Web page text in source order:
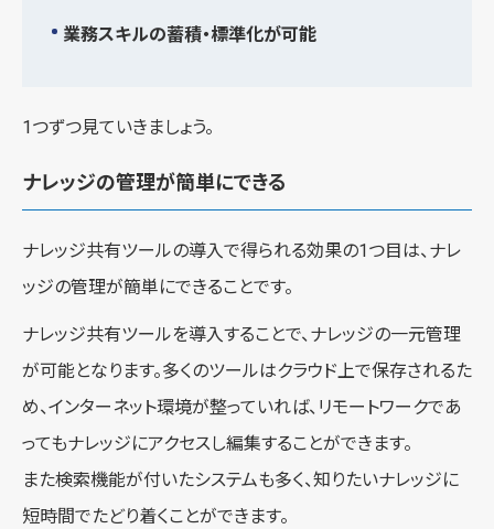
業務スキルの蓄積・標準化が可能
1つずつ見ていきましょう。
ナレッジの管理が簡単にできる
ナレッジ共有ツールの導入で得られる効果の1つ目は、ナレ
ッジの管理が簡単にできることです。
ナレッジ共有ツールを導入することで、ナレッジの一元管理
が可能となります。多くのツールはクラウド上で保存されるた
め、インターネット環境が整っていれば、リモートワークであ
ってもナレッジにアクセスし編集することができます。
また検索機能が付いたシステムも多く、知りたいナレッジに
短時間でたどり着くことができます。